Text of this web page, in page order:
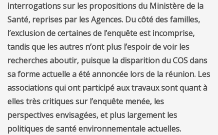
interrogations sur les propositions du Ministère de la
Santé, reprises par les Agences. Du côté des familles,
l’exclusion de certaines de l’enquête est incomprise,
tandis que les autres n’ont plus l’espoir de voir les
recherches aboutir, puisque la disparition du COS dans
sa forme actuelle a été annoncée lors de la réunion. Les
associations qui ont participé aux travaux sont quant à
elles très critiques sur l’enquête menée, les
perspectives envisagées, et plus largement les
politiques de santé environnementale actuelles.